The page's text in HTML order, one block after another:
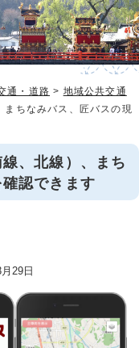
通・道路 > 地域公共交通
ちなみバス、匠バスの現
、北線）、まち
認できます
29日